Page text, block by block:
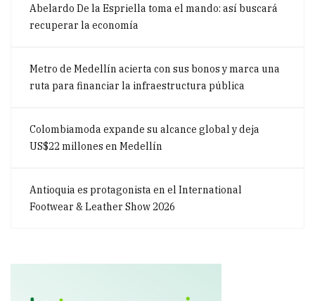
Abelardo De la Espriella toma el mando: así buscará
recuperar la economía
Metro de Medellín acierta con sus bonos y marca una
ruta para financiar la infraestructura pública
Colombiamoda expande su alcance global y deja
US$22 millones en Medellín
Antioquia es protagonista en el International
Footwear & Leather Show 2026